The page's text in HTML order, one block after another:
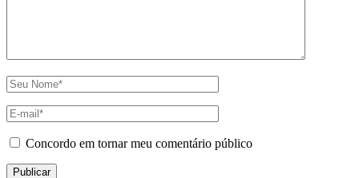
Concordo em tornar meu comentário público